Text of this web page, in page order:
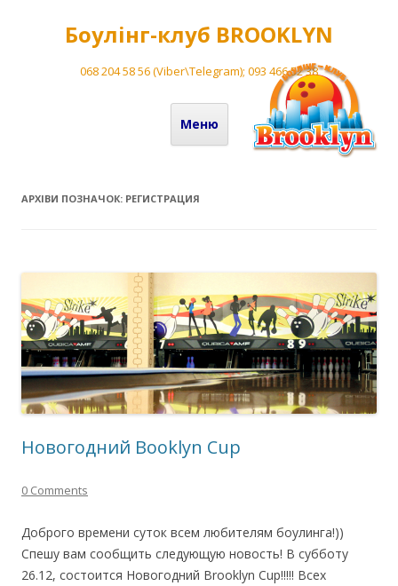
Боулінг-клуб BROOKLYN
068 204 58 56 (Viber\Telegram); 093 466 52 38
Меню
Перейти до вмісту
АРХІВИ ПОЗНАЧОК: РЕГИСТРАЦИЯ
Новогодний Booklyn Cup
0 Comments
Доброго времени суток всем любителям боулинга!))
Спешу вам сообщить следующую новость! В субботу
26.12, состоится Новогодний Brooklyn Cup!!!!! Всех